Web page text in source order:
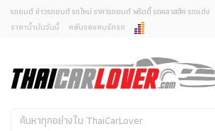
ยกเลิกการแจ้งเตือน
คุณต้องการยกเลิกการแจ้งเตือนข่าวสารเ
ใช่หรือไม่?
ไม่
รถยนต์ ข่าวรถยนต์ รถใหม่ ราคารถยนต์ พริตตี้ รถคลาสสิค รถแต่ง
ราคาน้ำมันวันนี้
คลับของคนรักรถ